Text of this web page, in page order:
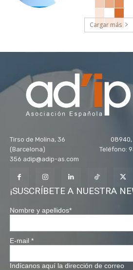
Cargar más
Tirso de Molina, 36 08940,
(Barcelona) Teléfono: 93 492
356 adip@adip-as.com
¡SUSCRÍBETE A NUESTRA
Nombre y apellidos*
E-mail *
Indícanos aquí la dirección de correo